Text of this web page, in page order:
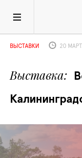
Выставка
ВЫСТАВКИ 20